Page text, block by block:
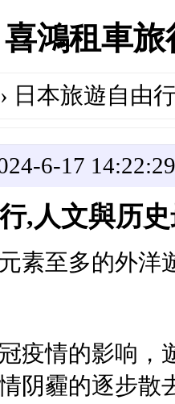
喜鴻租車
› 日本旅遊自由
6-17 14:22:29
,人文與历
素至多的外
疫情的影响
阴霾的逐步散